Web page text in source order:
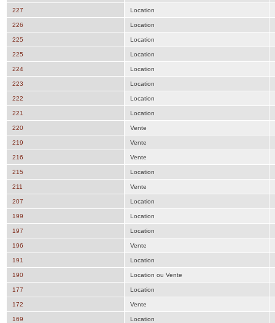
227 Location
226 Location
225 Location
225 Location
224 Location
223 Location
222 Location
221 Location
220 Vente
219 Vente
216 Vente
215 Location
211 Vente
207 Location
199 Location
197 Location
196 Vente
191 Location
190 Location ou Vente
177 Location
172 Vente
169 Location